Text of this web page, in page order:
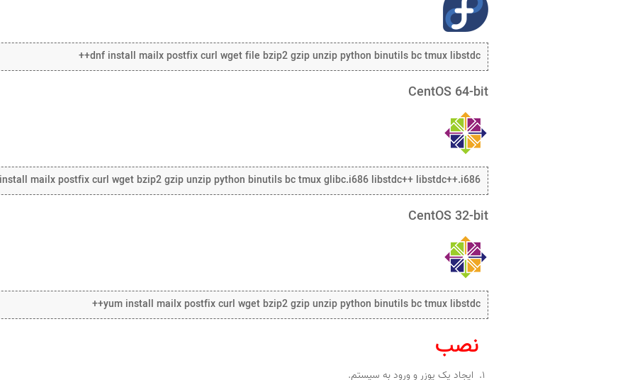
dnf install mailx postfix curl wget file bzip2 gzip unzip python binutils bc tmux libstdc++
CentOS 64-bit
mailx postfix curl wget bzip2 gzip unzip python binutils bc tmux glibc.i686 libstdc++ libstdc++.i686
CentOS 32-bit
yum install mailx postfix curl wget bzip2 gzip unzip python binutils bc tmux libstdc++
نصب
۱. ایجاد یک یوزر و ورود به سیستم.